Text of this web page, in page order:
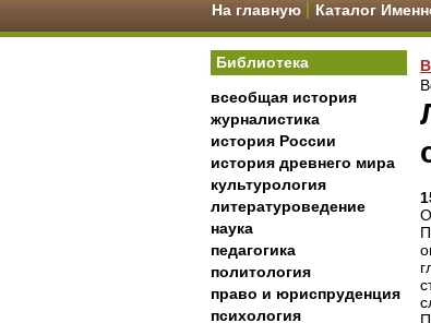
На главную Каталог
Библиотека
всеобщая история
журналистика
история России
история древнего мира
культурология
литературоведение
наука
педагогика
политология
право и юриспруденция
психология